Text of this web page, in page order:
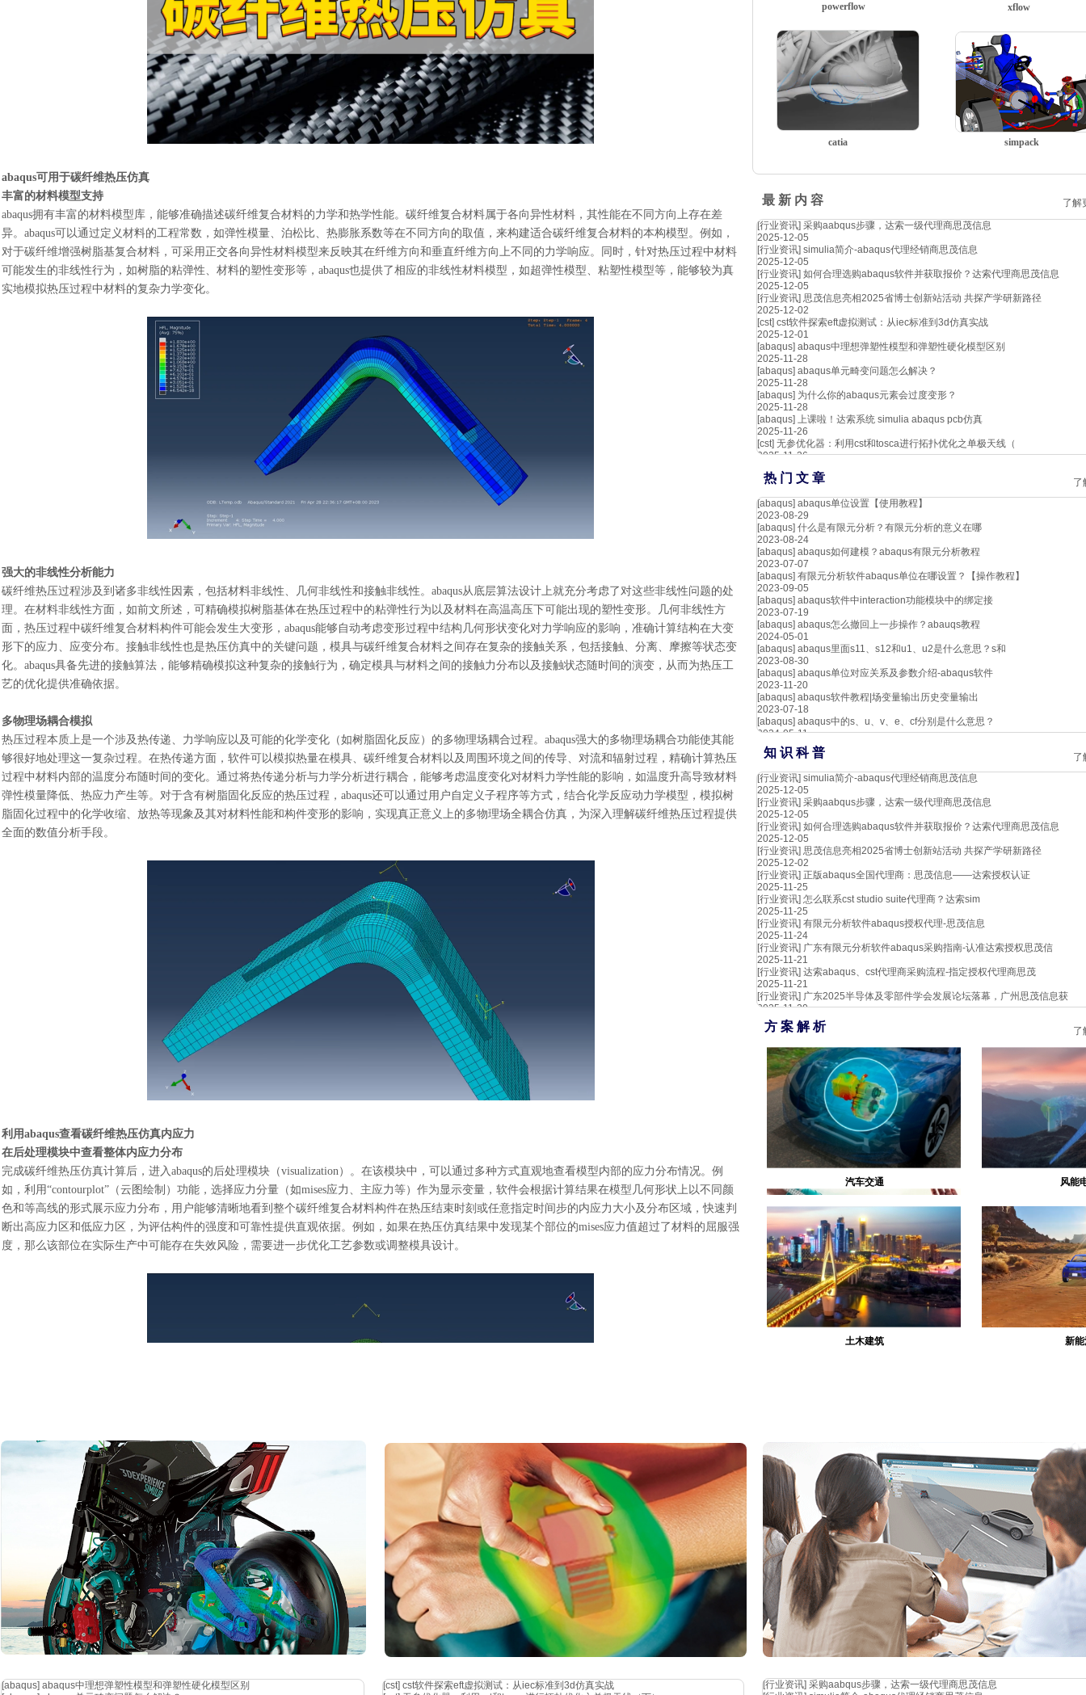
abaqus可用于碳纤维热压仿真
丰富的材料模型支持
abaqus拥有丰富的材料模型库，能够准确描述碳纤维复合材料的力学和热学性能。碳纤维复合材料属于各向异性材料，其性能在不同方向上存在差
异。abaqus可以通过定义材料的工程常数，如弹性模量、泊松比、热膨胀系数等在不同方向的取值，来构建适合碳纤维复合材料的本构模型。例如，
对于碳纤维增强树脂基复合材料，可采用正交各向异性材料模型来反映其在纤维方向和垂直纤维方向上不同的力学响应。同时，针对热压过程中材料
可能发生的非线性行为，如树脂的粘弹性、材料的塑性变形等，abaqus也提供了相应的非线性材料模型，如超弹性模型、粘塑性模型等，能够较为真
实地模拟热压过程中材料的复杂力学变化。
强大的非线性分析能力
碳纤维热压过程涉及到诸多非线性因素，包括材料非线性、几何非线性和接触非线性。 abaqus从底层算法设计上就充分考虑了对这些非线性问题的处
理。在材料非线性方面，如前文所述，可精确模拟树脂基体在热压过程中的粘弹性行为以及材料在高温高压下可能出现的塑性变形。几何非线性方
面，热压过程中碳纤维复合材料构件可能会发生大变形，abaqus能够自动考虑变形过程中结构几何形状变化对力学响应的影响，准确计算结构在大变
形下的应力、应变分布。接触非线性也是热压仿真中的关键问题，模具与碳纤维复合材料之间存在复杂的接触关系，包括接触、分离、摩擦等状态变
化。abaqus具备先进的接触算法，能够精确模拟这种复杂的接触行为，确定模具与材料之间的接触力分布以及接触状态随时间的演变，从而为热压工
艺的优化提供准确依据。
多物理场耦合模拟
热压过程本质上是一个涉及热传递、力学响应以及可能的化学变化（如树脂固化反应）的多物理场耦合过程。 abaqus强大的多物理场耦合功能使其能
够很好地处理这一复杂过程。在热传递方面，软件可以模拟热量在模具、碳纤维复合材料以及周围环境之间的传导、对流和辐射过程，精确计算热压
过程中材料内部的温度分布随时间的变化。通过将热传递分析与力学分析进行耦合，能够考虑温度变化对材料力学性能的影响，如温度升高导致材料
弹性模量降低、热应力产生等。对于含有树脂固化反应的热压过程，abaqus还可以通过用户自定义子程序等方式，结合化学反应动力学模型，模拟树
脂固化过程中的化学收缩、放热等现象及其对材料性能和构件变形的影响，实现真正意义上的多物理场全耦合仿真，为深入理解碳纤维热压过程提供
全面的数值分析手段。
利用abaqus查看碳纤维热压仿真内应力
在后处理模块中查看整体内应力分布
完成碳纤维热压仿真计算后，进入abaqus的后处理模块（visualization）。在该模块中，可以通过多种方式直观地查看模型内部的应力分布情况。例
如，利用“contourplot”（云图绘制）功能，选择应力分量（如mises应力、主应力等）作为显示变量，软件会根据计算结果在模型几何形状上以不同颜
色和等高线的形式展示应力分布，用户能够清晰地看到整个碳纤维复合材料构件在热压结束时刻或任意指定时间步的内应力大小及分布区域，快速判
断出高应力区和低应力区，为评估构件的强度和可靠性提供直观依据。例如，如果在热压仿真结果中发现某个部位的mises应力值超过了材料的屈服强
度，那么该部位在实际生产中可能存在失效风险，需要进一步优化工艺参数或调整模具设计。
基于切面查看特定位置内应力
有时候，仅了解整体应力分布还不够，需要知道模型内部特定位置或截面上的内应力情况。此时，可使用abaqus后处理模块中的“freebodycut”功能。该
功能允许用户基于“viewcut”的切面查看内力，也可依据网格划分边或者节点定义任意切面来查看截面的内力。通过创建合适的切面，如垂直于纤维方
向的切面或平行于构件主要受力方向的切面，可以获取切面上各点的应力分量值，进而分析该截面上的应力分布规律。例如，在研究碳纤维复合材料
层合板热压后的层间应力时，通过在层合板内部创建平行于层间界面的切面，查看该切面上的正应力和剪应力分布，有助于评估层合板的层间结合强
度以及预测可能出现的层间剥离等失效形式。
powerflow xflow
simpack
catia
最 新 内 容
了解
[行业资讯] 采购aabqus步骤，达索一级代理商思茂信息
2025-12-05
[行业资讯] simulia简介-abaqus代理经销商思茂信息
2025-12-05
[行业资讯] 如何合理选购abaqus软件并获取报价？达索代理商思茂信息
2025-12-05
[行业资讯] 思茂信息亮相2025省博士创新站活动 共探产学研新路径
2025-12-02
[cst] cst软件探索eft虚拟测试：从iec标准到3d仿真实战
2025-12-01
[abaqus] abaqus中理想弹塑性模型和弹塑性硬化模型区别
2025-11-28
[abaqus] abaqus单元畸变问题怎么解决？
2025-11-28
[abaqus] 为什么你的abaqus元素会过度变形？
2025-11-28
[abaqus] 上课啦！达索系统 simulia abaqus pcb仿真
2025-11-26
[cst] 无参优化器：利用cst和tosca进行拓扑优化之单极天线（
2025-11-26
热 门 文 章
了
[abaqus] abaqus单位设置【使用教程】
2023-08-29
[abaqus] 什么是有限元分析？有限元分析的意义在哪
2023-08-24
[abaqus] abaqus如何建模？abaqus有限元分析教程
2023-07-07
[abaqus] 有限元分析软件abaqus单位在哪设置？【操作教程】
2023-09-05
[abaqus] abaqus软件中interaction功能模块中的绑定接
2023-07-19
[abaqus] abaqus怎么撤回上一步操作？abauqs教程
2024-05-01
[abaqus] abaqus里面s11、s12和u1、u2是什么意思？s和
2023-08-30
[abaqus] abaqus单位对应关系及参数介绍-abaqus软件
2023-11-20
[abaqus] abaqus软件教程|场变量输出历史变量输出
2023-07-18
[abaqus] abaqus中的s、u、v、e、cf分别是什么意思？
2024-05-11
知 识 科 普
了
[行业资讯] simulia简介-abaqus代理经销商思茂信息
2025-12-05
[行业资讯] 采购aabqus步骤，达索一级代理商思茂信息
2025-12-05
[行业资讯] 如何合理选购abaqus软件并获取报价？达索代理商思茂信息
2025-12-05
[行业资讯] 思茂信息亮相2025省博士创新站活动 共探产学研新路径
2025-12-02
[行业资讯] 正版abaqus全国代理商：思茂信息——达索授权认证
2025-11-25
[行业资讯] 怎么联系cst studio suite代理商？达索sim
2025-11-25
[行业资讯] 有限元分析软件abaqus授权代理-思茂信息
2025-11-24
[行业资讯] 广东有限元分析软件abaqus采购指南-认准达索授权思茂信
2025-11-21
[行业资讯] 达索abaqus、cst代理商采购流程-指定授权代理商思茂
2025-11-21
[行业资讯] 广东2025半导体及零部件学会发展论坛落幕，广州思茂信息获
2025-11-20
方 案 解 析 了
汽车交通 风能
生物医疗
土木建筑
新
[行业资讯] 采购aabqus步骤，达索一级代理商思茂信息
[abaqus] abaqus中理想弹塑性模型和弹塑性硬化模型区别
[cst] cst软件探索eft虚拟测试：从iec标准到3d仿真实战